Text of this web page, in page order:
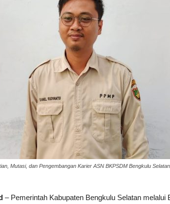
Mutasi, dan Pengembangan Karier ASN BKPSDM Bengkulu
– Pemerintah Kabupaten Bengkulu Selatan melalui